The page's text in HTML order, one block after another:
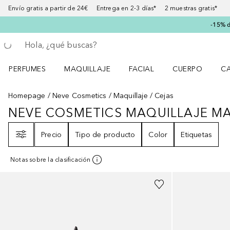
Envío gratis a partir de 24€ Entrega en 2-3 días* 2 muestras gratis*
-15%
Regresar
Ejecutar búsqueda
PERFUMES
MAQUILLAJE
FACIAL
CUERPO
Homepage
Neve Cosmetics Maquillaje Cejas
NEVE COSMETICS MAQUILLAJE
NEVE COSMETICS MAQUILLAJE
Precio
Tipo de producto Color Etiquetas
Notas sobre la clasificación